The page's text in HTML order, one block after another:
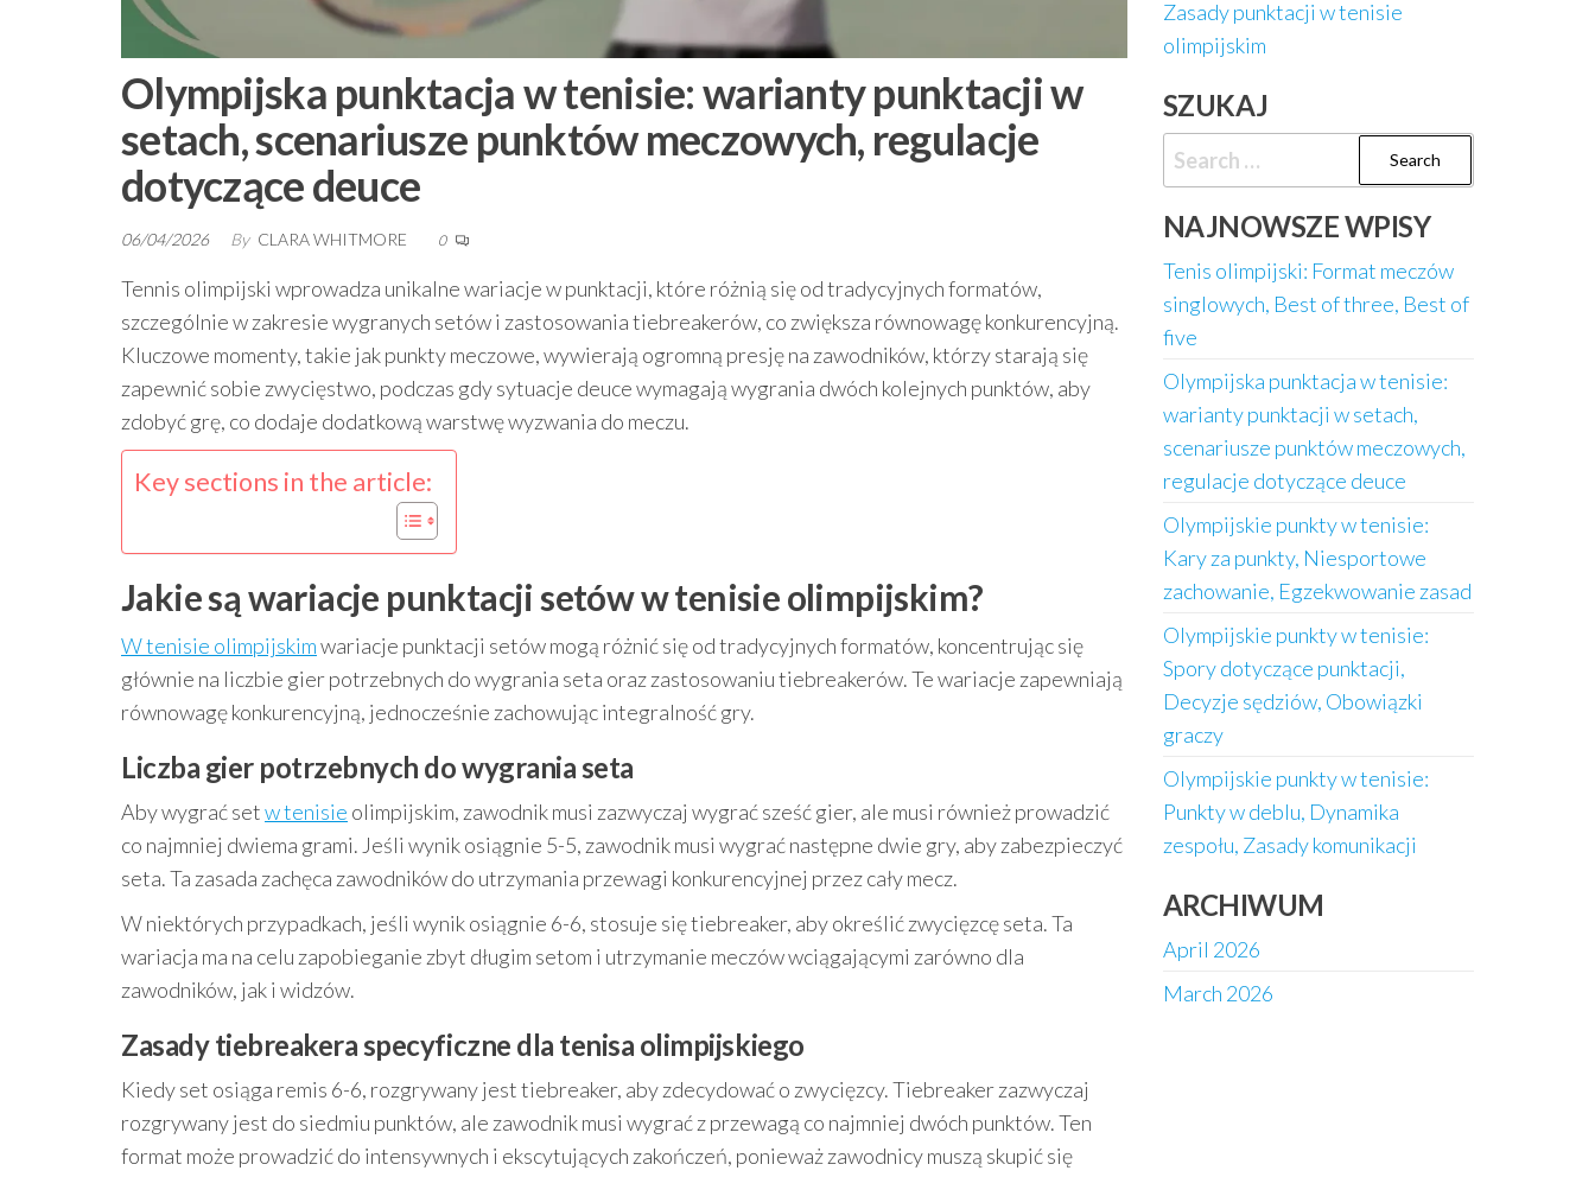
Olympijska punktacja w tenisie: warianty punktacji w
setach, scenariusze punktów meczowych, regulacje
dotyczące deuce
06/04/2026 By CLARA WHITMORE 0
Tennis olimpijski wprowadza unikalne wariacje w punktacji, które różnią się od tradycyjnych formatów,
szczególnie w zakresie wygranych setów i zastosowania tiebreakerów, co zwiększa równowagę konkurencyjną.
Kluczowe momenty, takie jak punkty meczowe, wywierają ogromną presję na zawodników, którzy starają się
zapewnić sobie zwycięstwo, podczas gdy sytuacje deuce wymagają wygrania dwóch kolejnych punktów, aby
zdobyć grę, co dodaje dodatkową warstwę wyzwania do meczu.
Key sections in the article:
Jakie są wariacje punktacji setów w tenisie olimpijskim?
W tenisie olimpijskimwariacje punktacji setów mogą różnić się od tradycyjnych formatów, koncentrując się
głównie na liczbie gier potrzebnych do wygrania seta oraz zastosowaniu tiebreakerów. Te wariacje zapewniają
równowagę konkurencyjną, jednocześnie zachowując integralność gry.
Liczba gier potrzebnych do wygrania seta
Aby wygrać setw tenisie olimpijskim, zawodnik musi zazwyczaj wygrać sześć gier, ale musi również prowadzić
co najmniej dwiema grami. Jeśli wynik osiągnie 5-5, zawodnik musi wygrać następne dwie gry, aby zabezpieczyć
seta. Ta zasada zachęca zawodników do utrzymania przewagi konkurencyjnej przez cały mecz.
W niektórych przypadkach, jeśli wynik osiągnie 6-6, stosuje się tiebreaker, aby określić zwycięzcę seta. Ta
wariacja ma na celu zapobieganie zbyt długim setom i utrzymanie meczów wciągającymi zarówno dla
zawodników, jak i widzów.
Zasady tiebreakera specyficzne dla tenisa olimpijskiego
Kiedy set osiąga remis 6-6, rozgrywany jest tiebreaker, aby zdecydować o zwycięzcy. Tiebreaker zazwyczaj
rozgrywany jest do siedmiu punktów, ale zawodnik musi wygrać z przewagą co najmniej dwóch punktów. Ten
format może prowadzić do intensywnych i ekscytujących zakończeń, ponieważ zawodnicy muszą skupić się
Zasady punktacji w tenisie
olimpijskim
SZUKAJ
Search
for:
NAJNOWSZE WPISY
Tenis olimpijski: Format meczów
singlowych, Best of three, Best of
five
Olympijska punktacja w tenisie:
warianty punktacji w setach,
scenariusze punktów meczowych,
regulacje dotyczące deuce
Olympijskie punkty w tenisie:
Kary za punkty, Niesportowe
zachowanie, Egzekwowanie zasad
Olympijskie punkty w tenisie:
Spory dotyczące punktacji,
Decyzje sędziów, Obowiązki
graczy
Olympijskie punkty w tenisie:
Punkty w deblu, Dynamika
zespołu, Zasady komunikacji
ARCHIWUM
April 2026
March 2026